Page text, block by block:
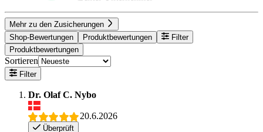
Mehr zu den Zusicherungen
Shop-Bewertungen
Produktbewertungen
Filter
Produktbewertungen
Sortieren
Filter
Dr. Olaf C. Nybo
20.6.2026
Überprüft